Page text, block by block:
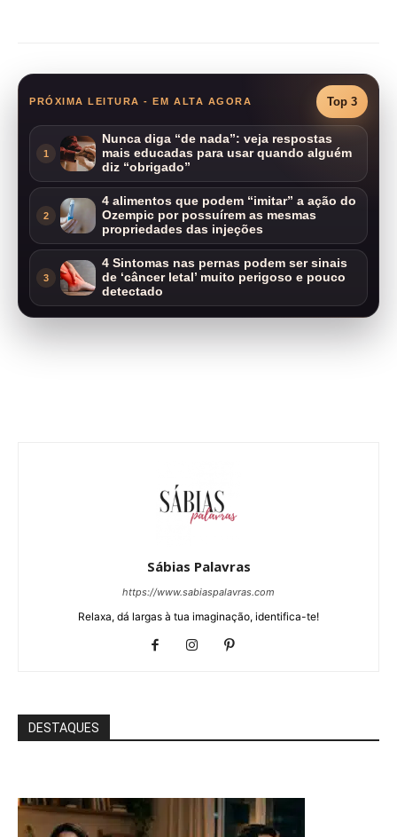
PRÓXIMA LEITURA - EM ALTA AGORA Top 3
1
Nunca diga “de nada”: veja respostas
mais educadas para usar quando alguém
diz “obrigado”
2
4 alimentos que podem “imitar” a ação do
Ozempic por possuírem as mesmas
propriedades das injeções
3
4 Sintomas nas pernas podem ser sinais
de ‘câncer letal’ muito perigoso e pouco
detectado
Sábias Palavras
https://www.sabiaspalavras.com
Relaxa, dá largas à tua imaginação, identifica-te!
DESTAQUES